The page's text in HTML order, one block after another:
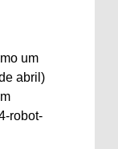
um
abril)
robot-